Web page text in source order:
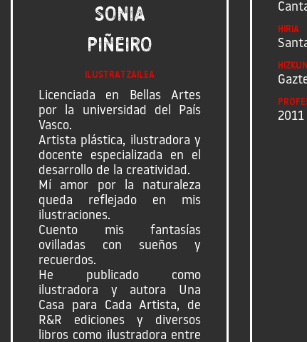
Sonia
Piñeiro
Ilustratzailea
Licenciada en Bellas Artes
por la universidad del País
Vasco.
Artista plástica, ilustradora y
docente especializada en el
desarrollo de la creatividad.
Mí amor por la naturaleza
queda reflejado en mis
ilustraciones.
Cuento mis fantasías
ovilladas con sueños y
recuerdos.
He publicado como
ilustradora y autora Una
Casa para Cada Artista, de
R&R ediciones y diversos
libros como ilustradora entre
Hiria
2011